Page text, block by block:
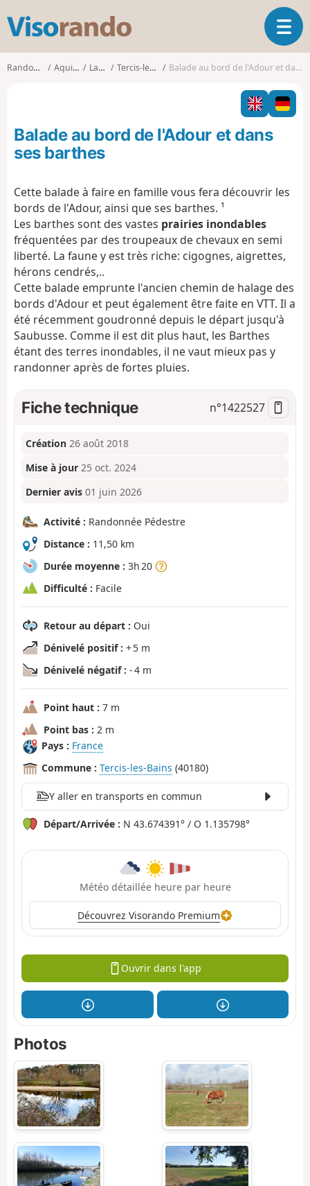
s
o
o
O
u
i
r
l
i
o
Randonnées Aquitaine Landes Tercis-les-Bains Balade au bord de l'Adour et dans ses barthes
Balade au bord de l'Adour et dans
ses barthes
Cette balade à faire en famille vous fera découvrir les
bords de l'Adour, ainsi que ses barthes. ¹
Les barthes sont des vastes prairies inondables
fréquentées par des troupeaux de chevaux en semi
liberté. La faune y est très riche: cigognes, aigrettes,
hérons cendrés,..
Cette balade emprunte l'ancien chemin de halage des
bords d'Adour et peut également être faite en VTT. Il a
été récemment goudronné depuis le départ jusqu'à
Saubusse. Comme il est dit plus haut, les Barthes
étant des terres inondables, il ne vaut mieux pas y
randonner après de fortes pluies.
Fiche technique n°1422527
Création 26 août 2018
Mise à jour 25 oct. 2024
Dernier avis 01 juin 2026
Activité : Randonnée Pédestre
Distance : 11,50 km
Durée moyenne : 3h 20
Difficulté : Facile
Retour au départ : Oui
Dénivelé positif : + 5 m
Dénivelé négatif : - 4 m
Point haut : 7 m
Point bas : 2 m
Pays : France
Commune : Tercis-les-Bains (40180)
Y aller en transports en commun
Départ/Arrivée : N 43.674391° / O 1.135798°
Météo détaillée heure par heure
Découvrez Visorando Premium
Ouvrir dans l'app
Photos